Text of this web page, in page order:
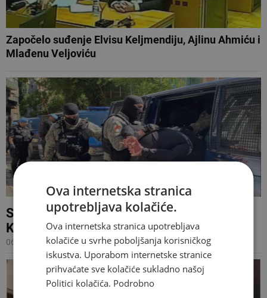
Započelo suđenje Elvisu Keljmendiju, Ajlinu Ahmiću i
Mlađenu Veljoviću
SUD BiH Potvrđena optužnica protiv Elvisa
Keljmendija i Ajlina Ahmića
06.02.2025 16:53
Ova internetska stranica
upotrebljava kolačiće.
Ova internetska stranica upotrebljava
kolačiće u svrhe poboljšanja korisničkog
iskustva. Uporabom internetske stranice
prihvaćate sve kolačiće sukladno našoj
Politici kolačića. Podrobno